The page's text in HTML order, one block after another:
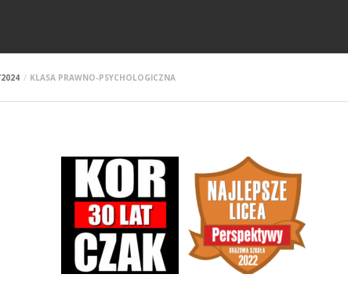
KLASA PRAWNO-PSYCHOLOGICZNA